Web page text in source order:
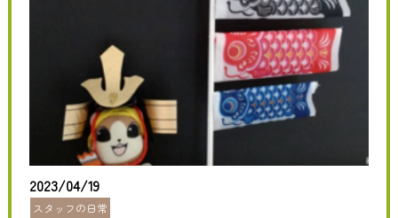
2023/04/19
スタッフの日常